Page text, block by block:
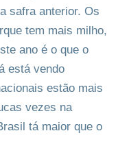
safra anterior. Os
tem mais milho,
ano é o que o
está vendo
estão mais
vezes na
tá maior que o